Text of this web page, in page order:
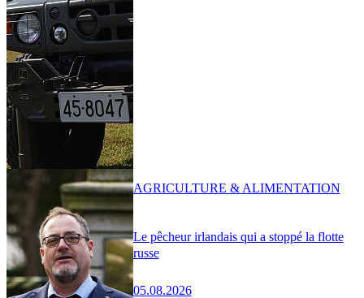
Le pêcheur irlandais qui a stoppé la flotte
russe
05.08.2026
AGRICULTURE & ALIMENTATION